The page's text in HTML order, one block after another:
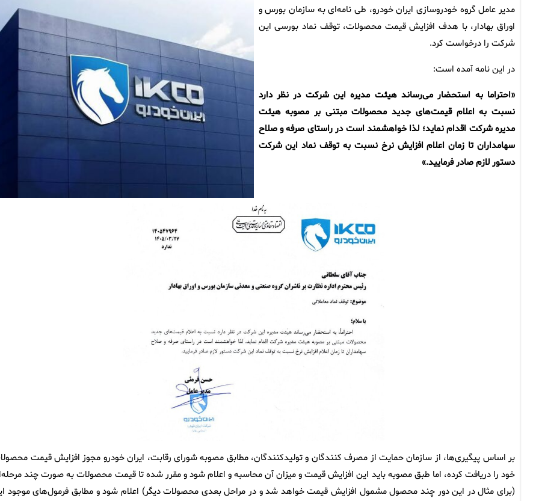
مدیر عامل گروه خودروسازی ایران خودرو، طی نامه‌ای به سازمان بورس و
اوراق بهادار، با هدف افزایش قیمت محصولات، توقف نماد بورسی این
شرکت را درخواست کرد.
در این نامه آمده است:
«احتراما به استحضار می‌رساند هیئت مدیره این شرکت در نظر دارد
نسبت به اعلام قیمت‌های جدید محصولات مبتنی بر مصوبه هیئت
مدیره شرکت اقدام نماید؛ لذا خواهشمند است در راستای صرفه و صلاح
سهامداران تا زمان اعلام افزایش نرخ نسبت به توقف نماد این شرکت
دستور لازم صادر فرمایید.»
بر اساس پیگیری‌ها، از سازمان حمایت از مصرف کنندگان و تولیدکنندگان، مطابق مصوبه شورای رقابت، ایران خودرو مجوز افزایش قیمت
خود را دریافت کرده، اما طبق مصوبه باید این افزایش قیمت و میزان آن محاسبه و اعلام شود و مقرر شده تا قیمت محصولات به صورت چند
(برای مثال در این دور چند محصول مشمول افزایش قیمت خواهد شد و در مراحل بعدی محصولات دیگر) اعلام شود و مطابق فرمول‌های موجود